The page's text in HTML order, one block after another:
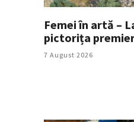
Femei în artă –
pictorița
7 August 2026